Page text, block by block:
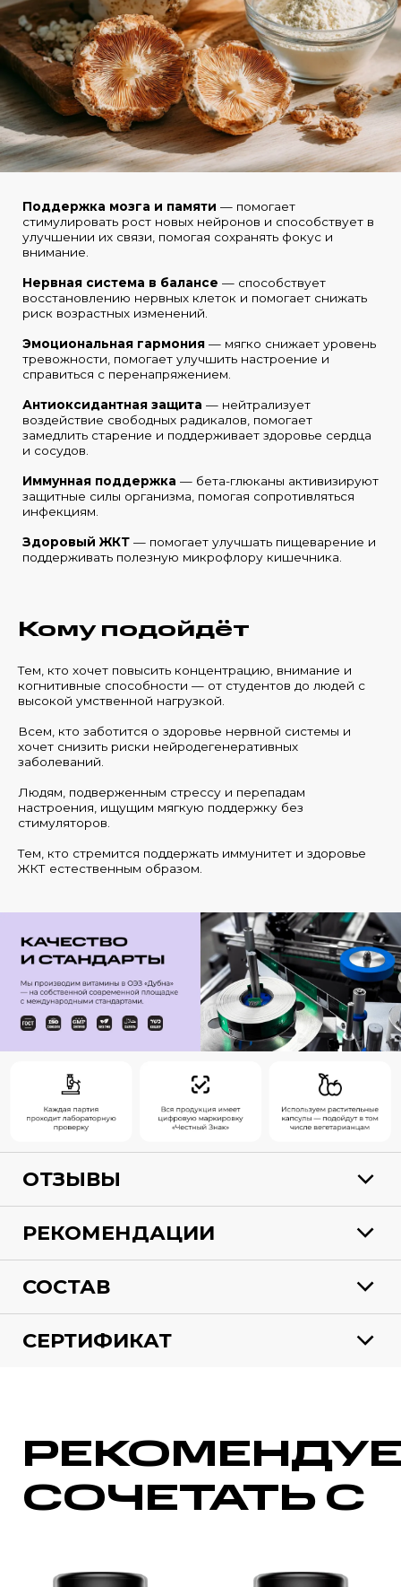
Поддержка мозга и памяти — помогает
стимулировать рост новых нейронов и способствует в
улучшении их связи, помогая сохранять фокус и
внимание.
Нервная система в балансе — способствует
восстановлению нервных клеток и помогает снижать
риск возрастных изменений.
Эмоциональная гармония— мягко снижает уровень
тревожности, помогает улучшить настроение и
справиться с перенапряжением.
Антиоксидантная защита — нейтрализует
воздействие свободных радикалов, помогает
замедлить старение и поддерживает здоровье сердца
и сосудов.
Иммунная поддержка — бета-глюканы активизируют
защитные силы организма, помогая сопротивляться
инфекциям.
Здоровый ЖКТ— помогает улучшать пищеварение и
поддерживать полезную микрофлору кишечника.
Кому подойдёт
Тем, кто хочет повысить концентрацию, внимание и
когнитивные способности — от студентов до людей с
высокой умственной нагрузкой.
Всем, кто заботится о здоровье нервной системы и
хочет снизить риски нейродегенеративных
заболеваний.
Людям, подверженным стрессу и перепадам
настроения, ищущим мягкую поддержку без
стимуляторов.
Тем, кто стремится поддержать иммунитет и здоровье
ЖКТ естественным образом.
ОТЗЫВЫ
РЕКОМЕНДАЦИИ
СОСТАВ
СЕРТИФИКАТ
СОЧЕТАТЬ С